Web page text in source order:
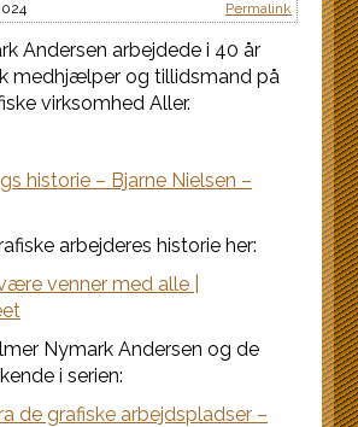
Permalink
Andersen arbejdede i 40 år
medhjælper og tillidsmand på
virksomhed Aller.
historie – Bjarne Nielsen –
arbejderes historie her:
venner med alle |
Nymark Andersen og de
i serien:
de grafiske arbejdspladser –